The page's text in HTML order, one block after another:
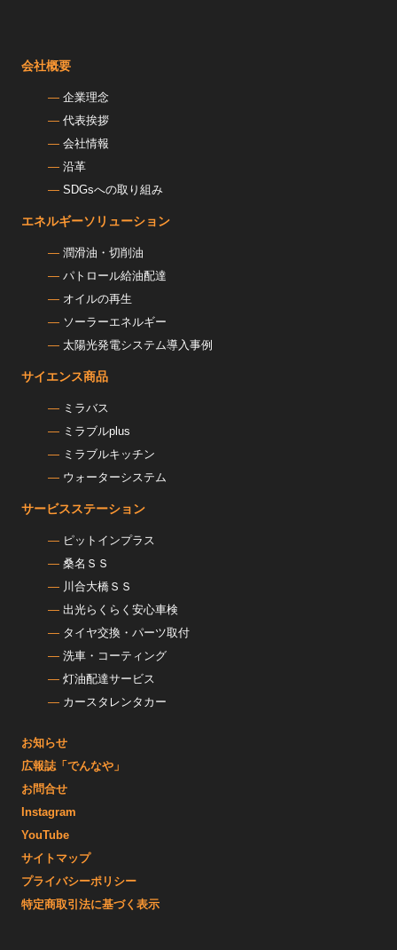
会社概要
企業理念
代表挨拶
会社情報
沿革
SDGsへの取り組み
エネルギーソリューション
潤滑油・切削油
パトロール給油配達
オイルの再生
ソーラーエネルギー
太陽光発電システム導入事例
サイエンス商品
ミラバス
ミラブルplus
ミラブルキッチン
ウォーターシステム
サービスステーション
ピットインプラス
桑名ＳＳ
川合大橋ＳＳ
出光らくらく安心車検
タイヤ交換・パーツ取付
洗車・コーティング
灯油配達サービス
カースタレンタカー
お知らせ
広報誌「でんなや」
お問合せ
Instagram
YouTube
サイトマップ
プライバシーポリシー
特定商取引法に基づく表示